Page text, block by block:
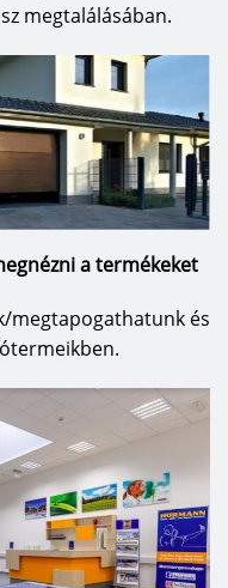
megtalálásában.
a termékeket
megtapogathatunk és